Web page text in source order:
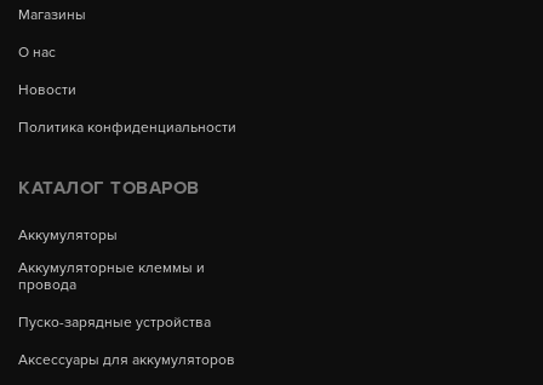
Магазины
О нас
Новости
Политика конфиденциальности
КАТАЛОГ ТОВАРОВ
Аккумуляторы
Аккумуляторные клеммы и
провода
Пуско-зарядные устройства
Аксессуары для аккумуляторов